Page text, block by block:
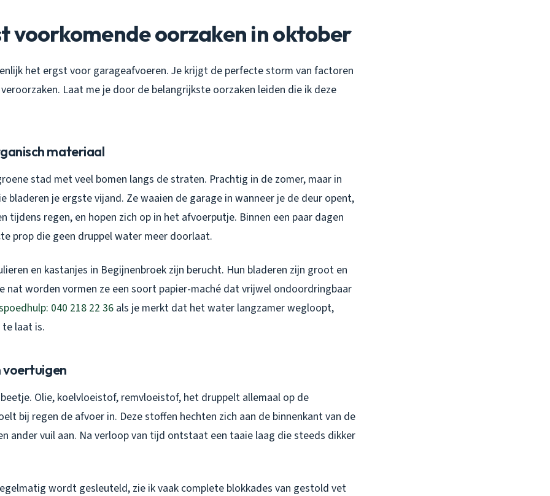
voorkomende oorzaken in oktober
het ergst voor garageafvoeren. Je krijgt de perfecte storm van factoren
Laat me je door de belangrijkste oorzaken leiden die ik deze
materiaal
stad met veel bomen langs de straten. Prachtig in de zomer, maar in
bladeren je ergste vijand. Ze waaien de garage in wanneer je de deur opent,
tijdens regen, en hopen zich op in het afvoerputje. Binnen een paar dagen
prop die geen druppel water meer doorlaat.
en kastanjes in Begijnenbroek zijn berucht. Hun bladeren zijn groot en
nat worden vormen ze een soort papier-maché dat vrijwel ondoordringbaar
040 218 22 36 als je merkt dat het water langzamer wegloopt,
laat is.
voertuigen
Olie, koelvloeistof, remvloeistof, het druppelt allemaal op de
bij regen de afvoer in. Deze stoffen hechten zich aan de binnenkant van de
ander vuil aan. Na verloop van tijd ontstaat een taaie laag die steeds dikker
wordt gesleuteld, zie ik vaak complete blokkades van gestold vet